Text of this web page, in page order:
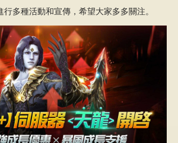
行多種活動和宣傳，希望大家多多關注。